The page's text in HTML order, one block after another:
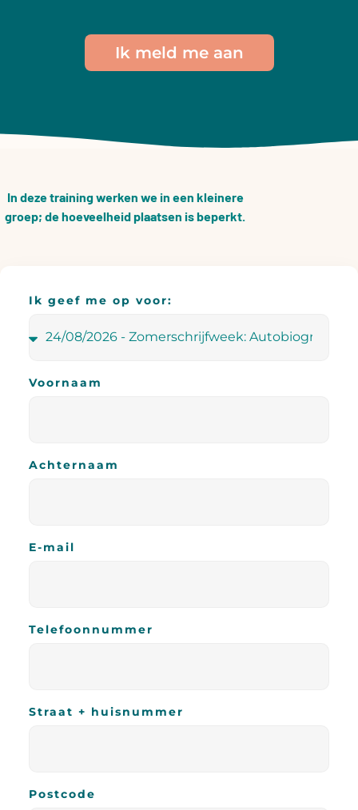
Ik meld me aan
In deze training werken we in een kleinere
groep; de hoeveelheid plaatsen is beperkt.
Ik geef me op voor:
Voornaam
Achternaam
E-mail
Telefoonnummer
Straat + huisnummer
Postcode